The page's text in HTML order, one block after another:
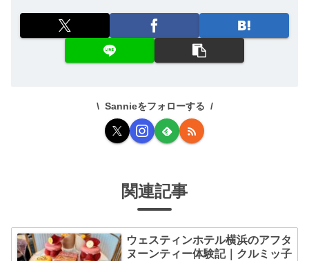
Sannieをフォローする
関連記事
ウェスティンホテル横浜のアフタ
ヌーンティー体験記｜クルミッ子